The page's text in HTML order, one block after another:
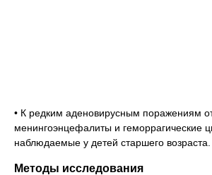
• К редким аденовирусным поражениям
менингоэнцефалиты и геморрагические
наблюдаемые у детей старшего возраста.
Методы исследования